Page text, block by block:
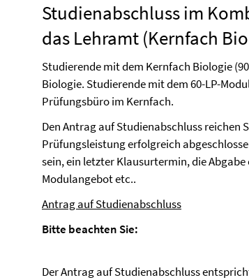
Studienabschluss im
das Lehramt (Kernfach
Studierende mit dem Kernfach Biologie
Biologie. Studierende mit dem 60-LP-
Prüfungsbüro im Kernfach.
Den Antrag auf Studienabschluss reichen
Prüfungsleistung erfolgreich
sein, ein letzter Klausurtermin, die
Modulangebot etc..
Antrag auf Studienabschluss
Bitte beachten Sie:
Der Antrag auf Studienabschluss